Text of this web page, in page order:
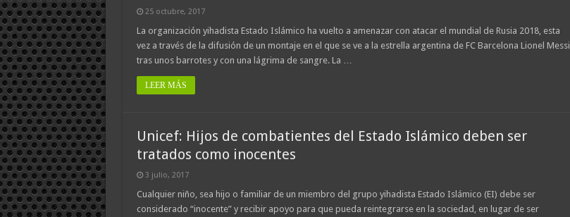
25 octubre, 2017
La organización yihadista Estado Islámico ha vuelto a amenazar con atacar el mundial de Rusia 2018, esta
vez a través de la difusión de un montaje en el que se ve a la estrella argentina de FC Barcelona Lionel Messi,
tras unos barrotes y con una lágrima de sangre. La …
LEER MÁS
Unicef: Hijos de combatientes del Estado Islámico deben ser
tratados como inocentes
3 julio, 2017
Cualquier niño, sea hijo o familiar de un miembro del grupo yihadista Estado Islámico (EI) debe ser
considerado “inocente” y recibir apoyo para que pueda reintegrarse en la sociedad, en lugar de ser